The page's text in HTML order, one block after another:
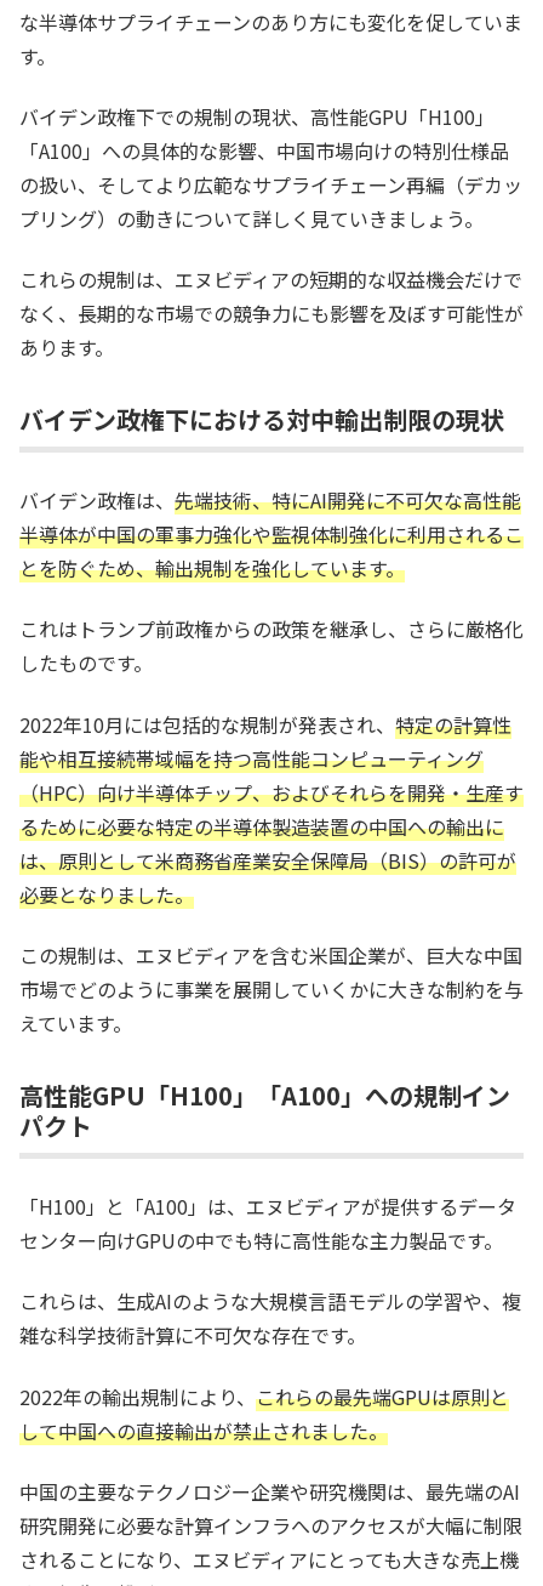
な半導体サプライチェーンのあり方にも変化を促していま
す。
バイデン政権下での規制の現状、高性能GPU「H100」
「A100」への具体的な影響、中国市場向けの特別仕様品
の扱い、そしてより広範なサプライチェーン再編（デカッ
プリング）の動きについて詳しく見ていきましょう。
これらの規制は、エヌビディアの短期的な収益機会だけで
なく、長期的な市場での競争力にも影響を及ぼす可能性が
あります。
バイデン政権下における対中輸出制限の現状
バイデン政権は、 先端技術、特にAI開発に不可欠な高性能
半導体が中国の軍事力強化や監視体制強化に利用されるこ
とを防ぐため、輸出規制を強化しています。
これはトランプ前政権からの政策を継承し、さらに厳格化
したものです。
2022年10月には包括的な規制が発表され、 特定の計算性
能や相互接続帯域幅を持つ高性能コンピューティング
（HPC）向け半導体チップ、およびそれらを開発・生産す
るために必要な特定の半導体製造装置の中国への輸出に
は、原則として米商務省産業安全保障局（BIS）の許可が
必要となりました。
この規制は、エヌビディアを含む米国企業が、巨大な中国
市場でどのように事業を展開していくかに大きな制約を与
えています。
高性能GPU「H100」「A100」への規制イン
パクト
「H100」と「A100」は、エヌビディアが提供するデータ
センター向けGPUの中でも特に高性能な主力製品です。
これらは、生成AIのような大規模言語モデルの学習や、複
雑な科学技術計算に不可欠な存在です。
2022年の輸出規制により、 これらの最先端GPUは原則と
して中国への直接輸出が禁止されました。
中国の主要なテクノロジー企業や研究機関は、最先端のAI
研究開発に必要な計算インフラへのアクセスが大幅に制限
されることになり、エヌビディアにとっても大きな売上機